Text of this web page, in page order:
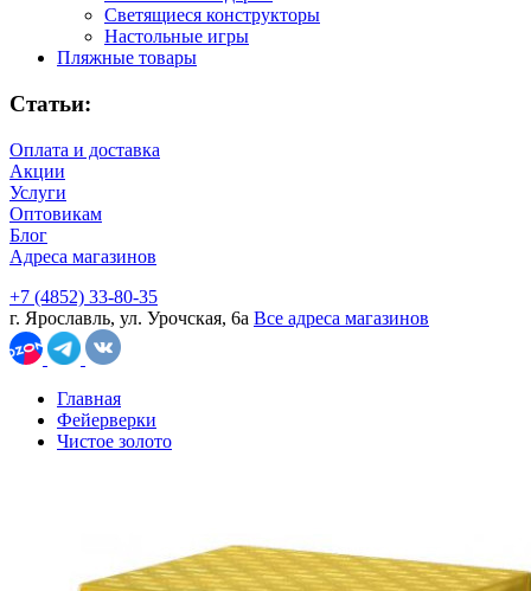
Светящиеся конструкторы
Настольные игры
Пляжные товары
Статьи:
Оплата и доставка
Акции
Услуги
Оптовикам
Блог
Адреса магазинов
+7 (4852) 33-80-35
г. Ярославль, ул. Урочская, 6а Все адреса магазинов
Главная
Фейерверки
Чистое золото